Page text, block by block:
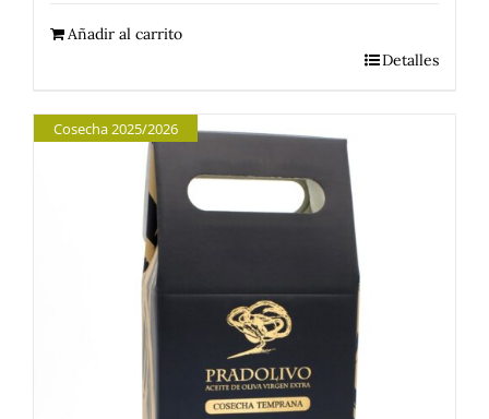
Añadir al carrito
Detalles
Cosecha 2025/2026